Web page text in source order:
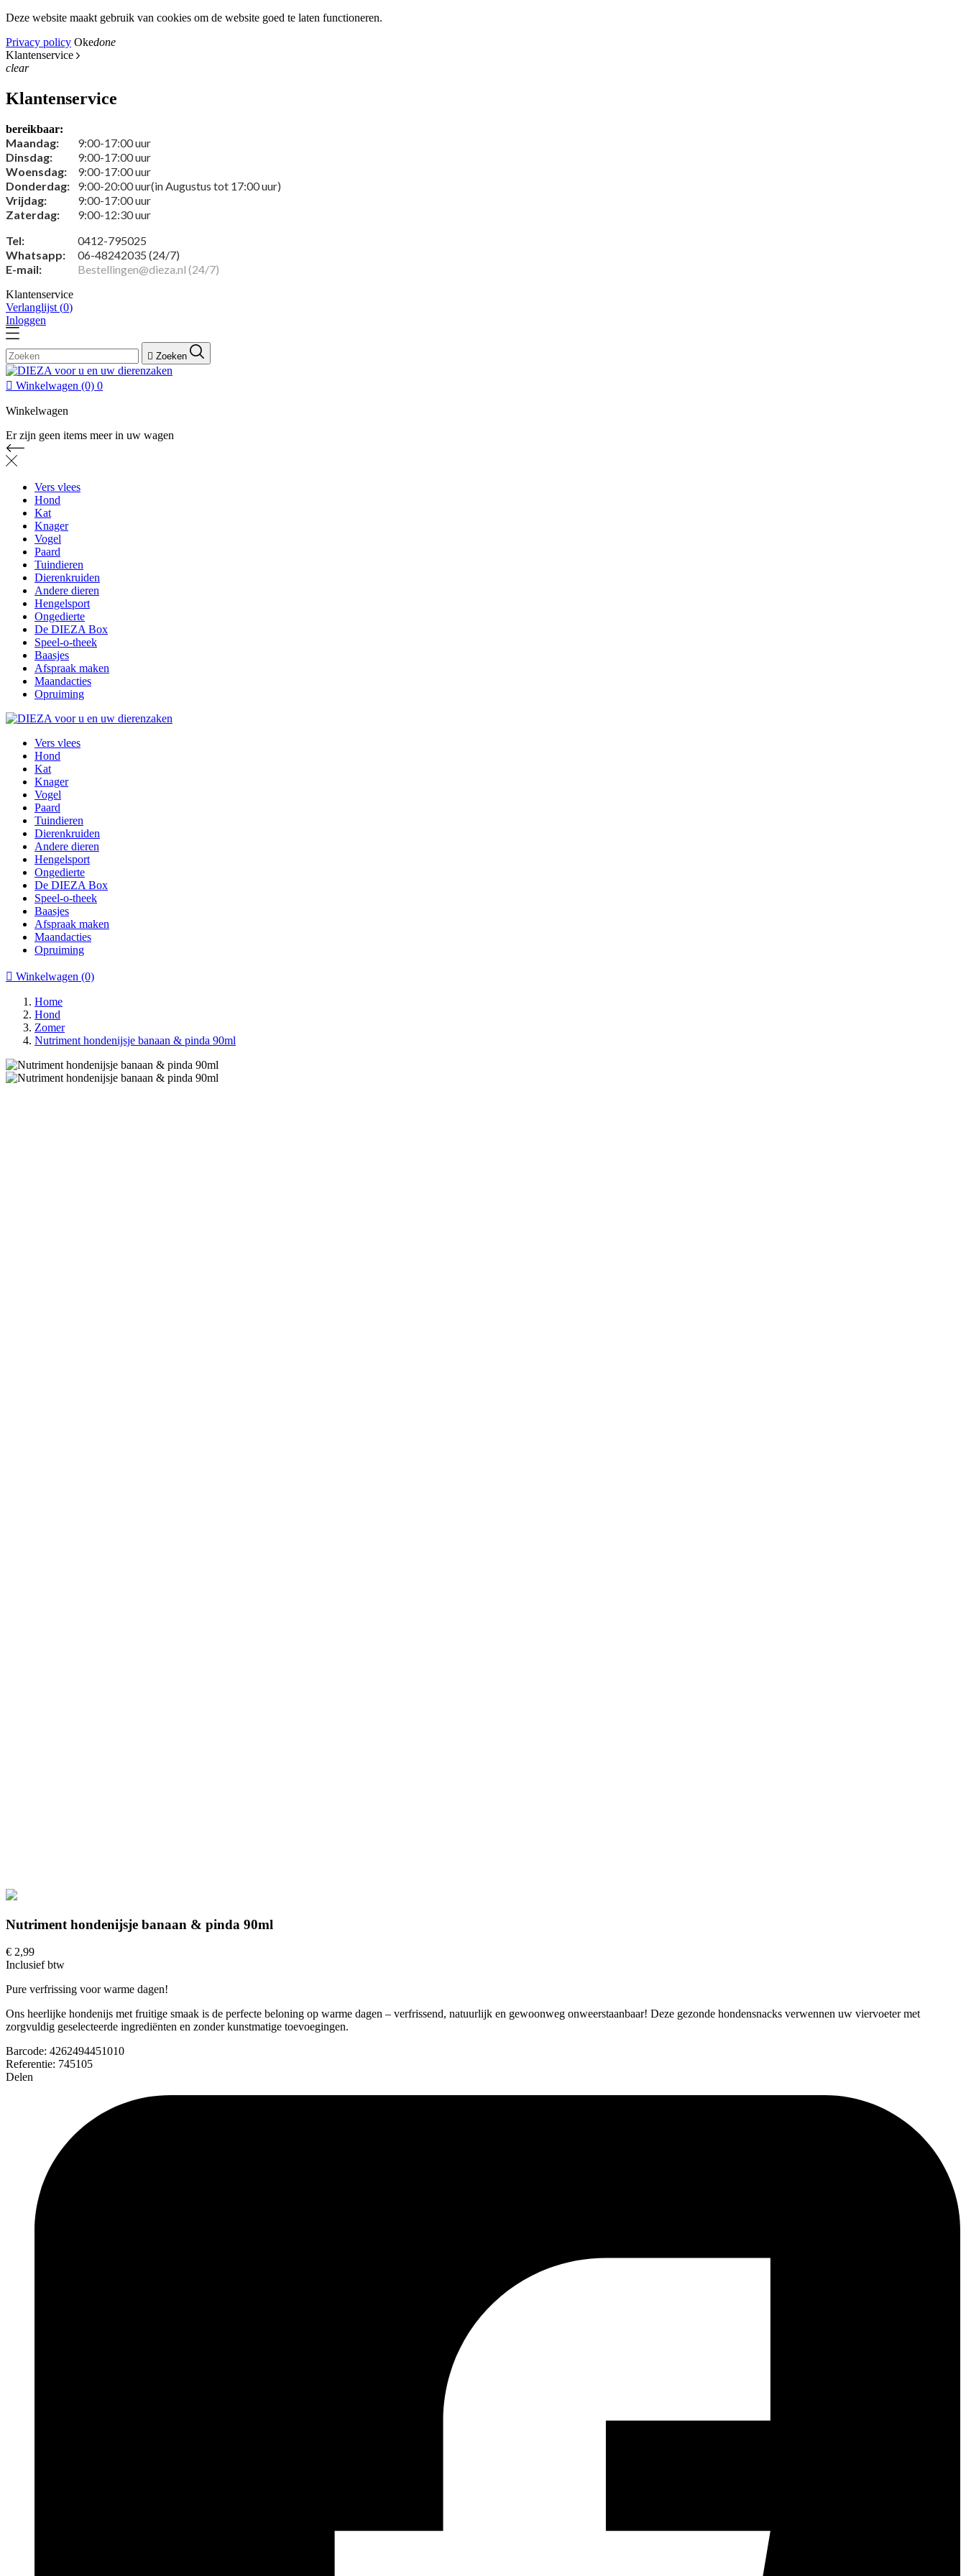
Deze website maakt gebruik van cookies om de website goed te laten functioneren.
Privacy policy Okedone
Klantenservice
clear
Klantenservice
bereikbaar:
Maandag:
9:00-17:00 uur
Dinsdag:
9:00-17:00 uur
Woensdag:
9:00-17:00 uur
Donderdag:
9:00-20:00 uur(in Augustus tot 17:00 uur)
Vrijdag:
9:00-17:00 uur
Zaterdag:
9:00-12:30 uur
Tel:
0412-795025
Whatsapp:
06-48242035 (24/7)
E-mail:
Bestellingen@dieza.nl (24/7)
Klantenservice
Verlanglijst (0)
Inloggen
 Zoeken
 Winkelwagen (0) 0
Winkelwagen
Er zijn geen items meer in uw wagen
Vers vlees
Hond
Kat
Knager
Vogel
Paard
Tuindieren
Dierenkruiden
Andere dieren
Hengelsport
Ongedierte
De DIEZA Box
Speel-o-theek
Baasjes
Afspraak maken
Maandacties
Opruiming
Vers vlees
Hond
Kat
Knager
Vogel
Paard
Tuindieren
Dierenkruiden
Andere dieren
Hengelsport
Ongedierte
De DIEZA Box
Speel-o-theek
Baasjes
Afspraak maken
Maandacties
Opruiming
 Winkelwagen (0)
Home
Hond
Zomer
Nutriment hondenijsje banaan & pinda 90ml
Nutriment hondenijsje banaan & pinda 90ml
€ 2,99
Inclusief btw
Pure verfrissing voor warme dagen!
Ons heerlijke hondenijs met fruitige smaak is de perfecte beloning op warme dagen – verfrissend, natuurlijk en gewoonweg onweerstaanbaar! Deze gezonde hondensnacks verwennen uw viervoeter met
zorgvuldig geselecteerde ingrediënten en zonder kunstmatige toevoegingen.
Barcode: 4262494451010
Referentie: 745105
Delen